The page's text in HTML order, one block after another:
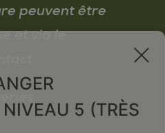
peuvent être
et via le
x
NIVEAU 5 (TRÈS